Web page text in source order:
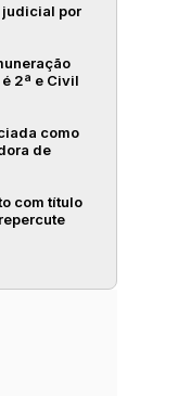
judicial por
2ª e Civil
como
de
com título